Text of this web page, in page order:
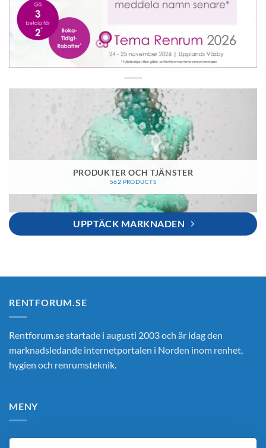
PRODUKTER OCH TJÄNSTER
562 PRODUCTS
UPPTÄCK MARKNADEN
RENTFORUM.SE
Rentforum.se startade i augusti 2003 och är idag den
marknadsledande internetportalen i Norden inom renhet,
hygien och renrumsteknik.
MENY
Hem